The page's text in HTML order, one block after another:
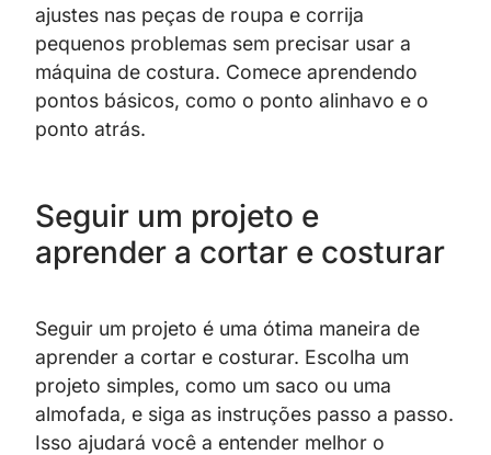
ajustes nas peças de roupa e corrija
pequenos problemas sem precisar usar a
máquina de costura. Comece aprendendo
pontos básicos, como o ponto alinhavo e o
ponto atrás.
Seguir um projeto e
aprender a cortar e costurar
Seguir um projeto é uma ótima maneira de
aprender a cortar e costurar. Escolha um
projeto simples, como um saco ou uma
almofada, e siga as instruções passo a passo.
Isso ajudará você a entender melhor o